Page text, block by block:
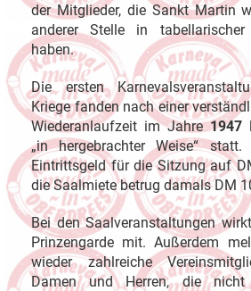
der Mitglieder, die Sankt Martin
anderer Stelle in
haben.
Die ersten
Kriege fanden nach einer
Wiederanlaufzeit im Jahre1947
„in hergebrachter Weise“ statt.
Eintrittsgeld für die Sitzung auf
die Saalmiete betrug damals DM
Bei den Saalveranstaltungen
Prinzengarde mit. Außerdem
wieder zahlreiche
Damen und Herren, die nicht